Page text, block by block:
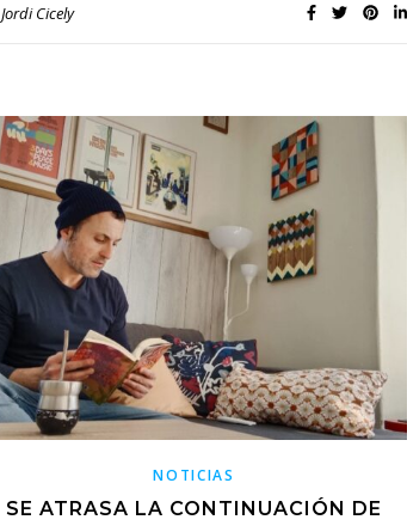
Jordi Cicely
NOTICIAS
SE ATRASA LA CONTINUACIÓN DE